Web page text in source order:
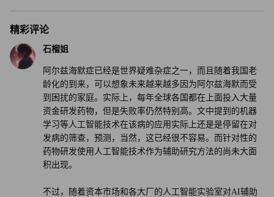
关，也就是说阿尔茨海默症与其他类型的痴呆症“在老年人
中很容易被误诊”。
预测一个病人会不会患上阿尔茨海默症，并不比诊断这种疾
病更容易，因为90%的阿尔茨海默症病例是“偶发性”的——
也就是病人通常并没有家族病史。由于存在这些困难因素，
阿尔茨海默症几乎没有可靠的早期筛查模型，大多数病例都
是在脑损伤症状出现后，才被诊断出来的。
麻省总医院的研究没有涉及深度学习技术是否能够用于阿尔
茨海默症的预测上，但其他一些研究似乎表明，人工智能是
精彩评论
石榴姐
阿尔兹海默症已经是世界疑难杂症之一，而且随着我国老
龄化的到来，可以想象未来越来越多因为阿尔兹海默而受
到困扰的家庭。实际上，每年全球各国都在上面投入大量
资金研发药物，但是失败率仍然特别高。文中提到的机器
学习等人工智能技术在该病的应用实际上还是是停留在对
发病的筛查，预测，当然，这已经很不容易。而针对性的
药物研发使用人工智能技术作为辅助研究方法的尚未大面
积出现。
不过，随着资本市场和各大厂的人工智能实验室对AI辅助